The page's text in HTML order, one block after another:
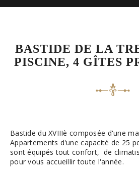
BASTIDE DE LA
PISCINE, 4 GÎTES
Bastide du XVIIIè composée d'une
Appartements d'une capacité de 25
sont équipés tout confort, de
pour vous accueillir toute l'année.